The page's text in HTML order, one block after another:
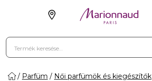
Parfüm Női parfümök és kiegészítők